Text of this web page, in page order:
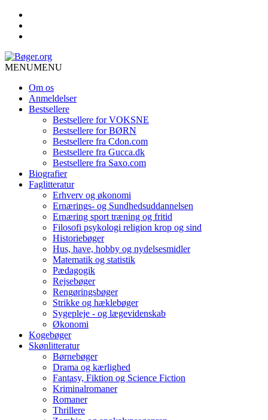
MENUMENU
Om os
Anmeldelser
Bestsellere
Bestsellere for VOKSNE
Bestsellere for BØRN
Bestsellere fra Cdon.com
Bestsellere fra Gucca.dk
Bestsellere fra Saxo.com
Biografier
Faglitteratur
Erhverv og økonomi
Ernærings- og Sundhedsuddannelsen
Ernæring sport træning og fritid
Filosofi psykologi religion krop og sind
Historiebøger
Hus, have, hobby og nydelsesmidler
Matematik og statistik
Pædagogik
Rejsebøger
Rengøringsbøger
Strikke og hæklebøger
Sygepleje - og lægevidenskab
Økonomi
Kogebøger
Skønlitteratur
Børnebøger
Drama og kærlighed
Fantasy, Fiktion og Science Fiction
Kriminalromaner
Romaner
Thrillere